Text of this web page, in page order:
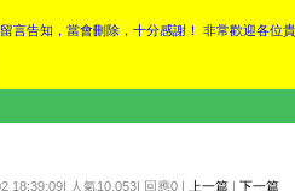
言告知，當會刪除，十分感謝！ 非常歡迎各位
18:39:09| 人氣10,053| 回應0 | 上一篇| 下一篇